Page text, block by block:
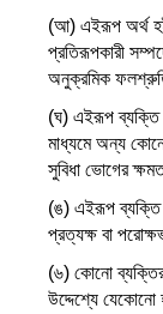
(আ) এইরূপ অর্থ
প্রতিরূপকারী
অনুক্রমিক
(ঘ) এইরূপ ব্যক্তি
মাধ্যমে অন্য
সুবিধা ভোগের
(ঙ) এইরূপ ব্যক্তি
প্রত্যক্ষ বা
(৬) কোনো ব্যক্তির
উদ্দেশ্যে যেকোনো